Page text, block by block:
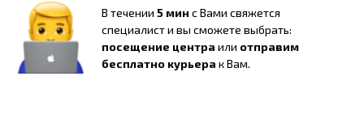
В течении 5 мин с Вами свяжется
специалист и вы сможете выбрать:
посещение центра или отправим
бесплатно курьера к Вам.